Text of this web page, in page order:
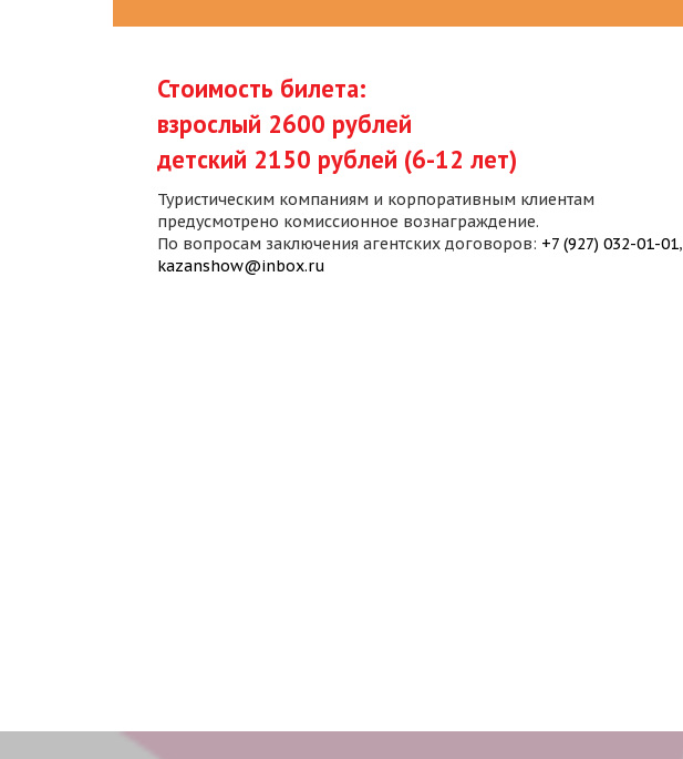
Стоимость билета:
взрослый 2600 рублей
детский 2150 рублей (6-12 лет)
Туристическим компаниям и корпоративным клиентам
предусмотрено комиссионное вознаграждение.
По вопросам заключения агентских договоров: +7 (927) 032-01-01,
kazanshow@inbox.ru